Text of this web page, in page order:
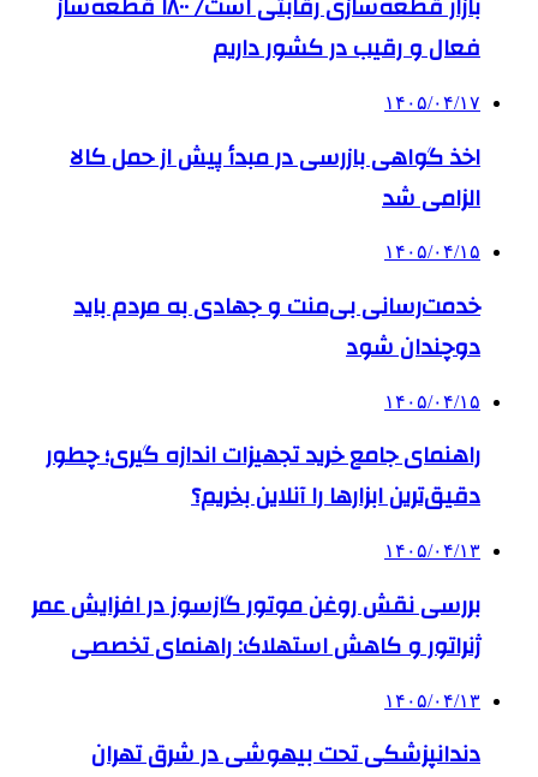
فعال و رقیب در کشور داریم
۱۴۰۵/۰۴/۱۷
اخذ گواهی بازرسی در مبدأ پیش از حمل کالا
الزامی شد
۱۴۰۵/۰۴/۱۵
خدمت‌رسانی بی‌منت و جهادی به مردم باید
دوچندان شود
۱۴۰۵/۰۴/۱۵
راهنمای جامع خرید تجهیزات اندازه گیری؛ چطور
دقیق‌ترین ابزارها را آنلاین بخریم؟
۱۴۰۵/۰۴/۱۳
بررسی نقش روغن موتور گازسوز در افزایش عمر
ژنراتور و کاهش استهلاک: راهنمای تخصصی
۱۴۰۵/۰۴/۱۳
دندانپزشکی تحت بیهوشی در شرق تهران